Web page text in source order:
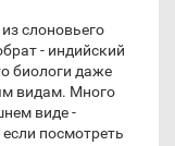
слоновьего
- индийский
биологи даже
видам. Много
виде -
посмотреть